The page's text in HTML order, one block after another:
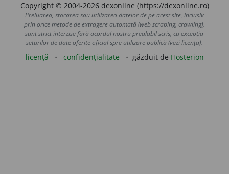
Copyright © 2004-2026 dexonline (https://dexonline.ro)
Preluarea, stocarea sau utilizarea datelor de pe acest site, inclusiv
prin orice metode de extragere automată (web scraping, crawling),
sunt strict interzise fără acordul nostru prealabil scris, cu excepția
seturilor de date oferite oficial spre utilizare publică (vezi licența).
licență confidențialitate găzduit de Hosterion